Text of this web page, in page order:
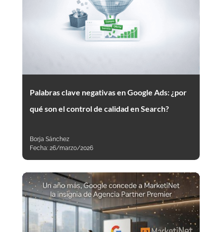
Palabras clave negativas en Google Ads: ¿por
qué son el control de calidad en Search?
Borja Sánchez
Fecha: 26/marzo/2026